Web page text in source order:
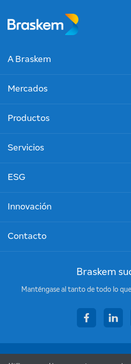
A Braskem
Mercados
Productos
Servicios
ESG
Innovación
Contacto
Braskem
Manténgase al tanto de todo lo
facebook